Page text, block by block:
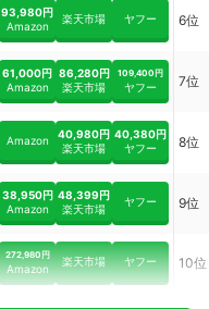
93,980円
Amazon
楽天市場 ヤフー 6位
61,000円
Amazon
86,280円
楽天市場
109,400円
ヤフー 7位
Amazon
40,980円
楽天市場
40,380円
ヤフー
8位
38,950円
Amazon
48,399円
楽天市場
ヤフー 9位
272,980円
Amazon
楽天市場 ヤフー 10位